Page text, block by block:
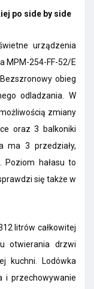
po side by side
urządzenia
MPM-254-FF-52/E
obieg
odladzania. W
zmiany
oraz 3 balkoniki
ma 3 przedziały,
Poziom hałasu to
się także w
litrów całkowitej
otwierania drzwi
kuchni. Lodówka
i przechowywanie